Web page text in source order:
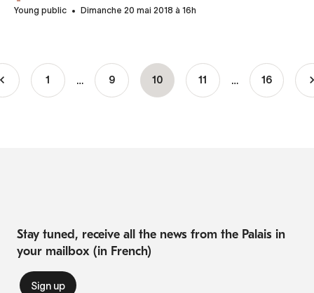
Young public
Dimanche 20 mai 2018 à 16h
Pagination
1 … Page
9 Current
10 Page
11 … 16
Stay tuned, receive all the news from the Palais in
your mailbox (in French)